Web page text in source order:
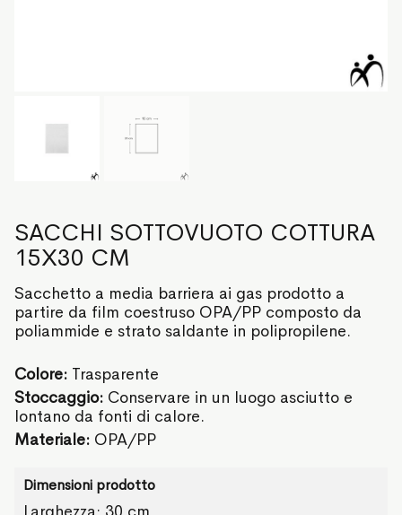
SACCHI SOTTOVUOTO COTTURA
15X30 CM
Sacchetto a media barriera ai gas prodotto a
partire da film coestruso OPA/PP composto da
poliammide e strato saldante in polipropilene.
Colore: Trasparente
Stoccaggio: Conservare in un luogo asciutto e
lontano da fonti di calore.
Materiale: OPA/PP
Dimensioni prodotto